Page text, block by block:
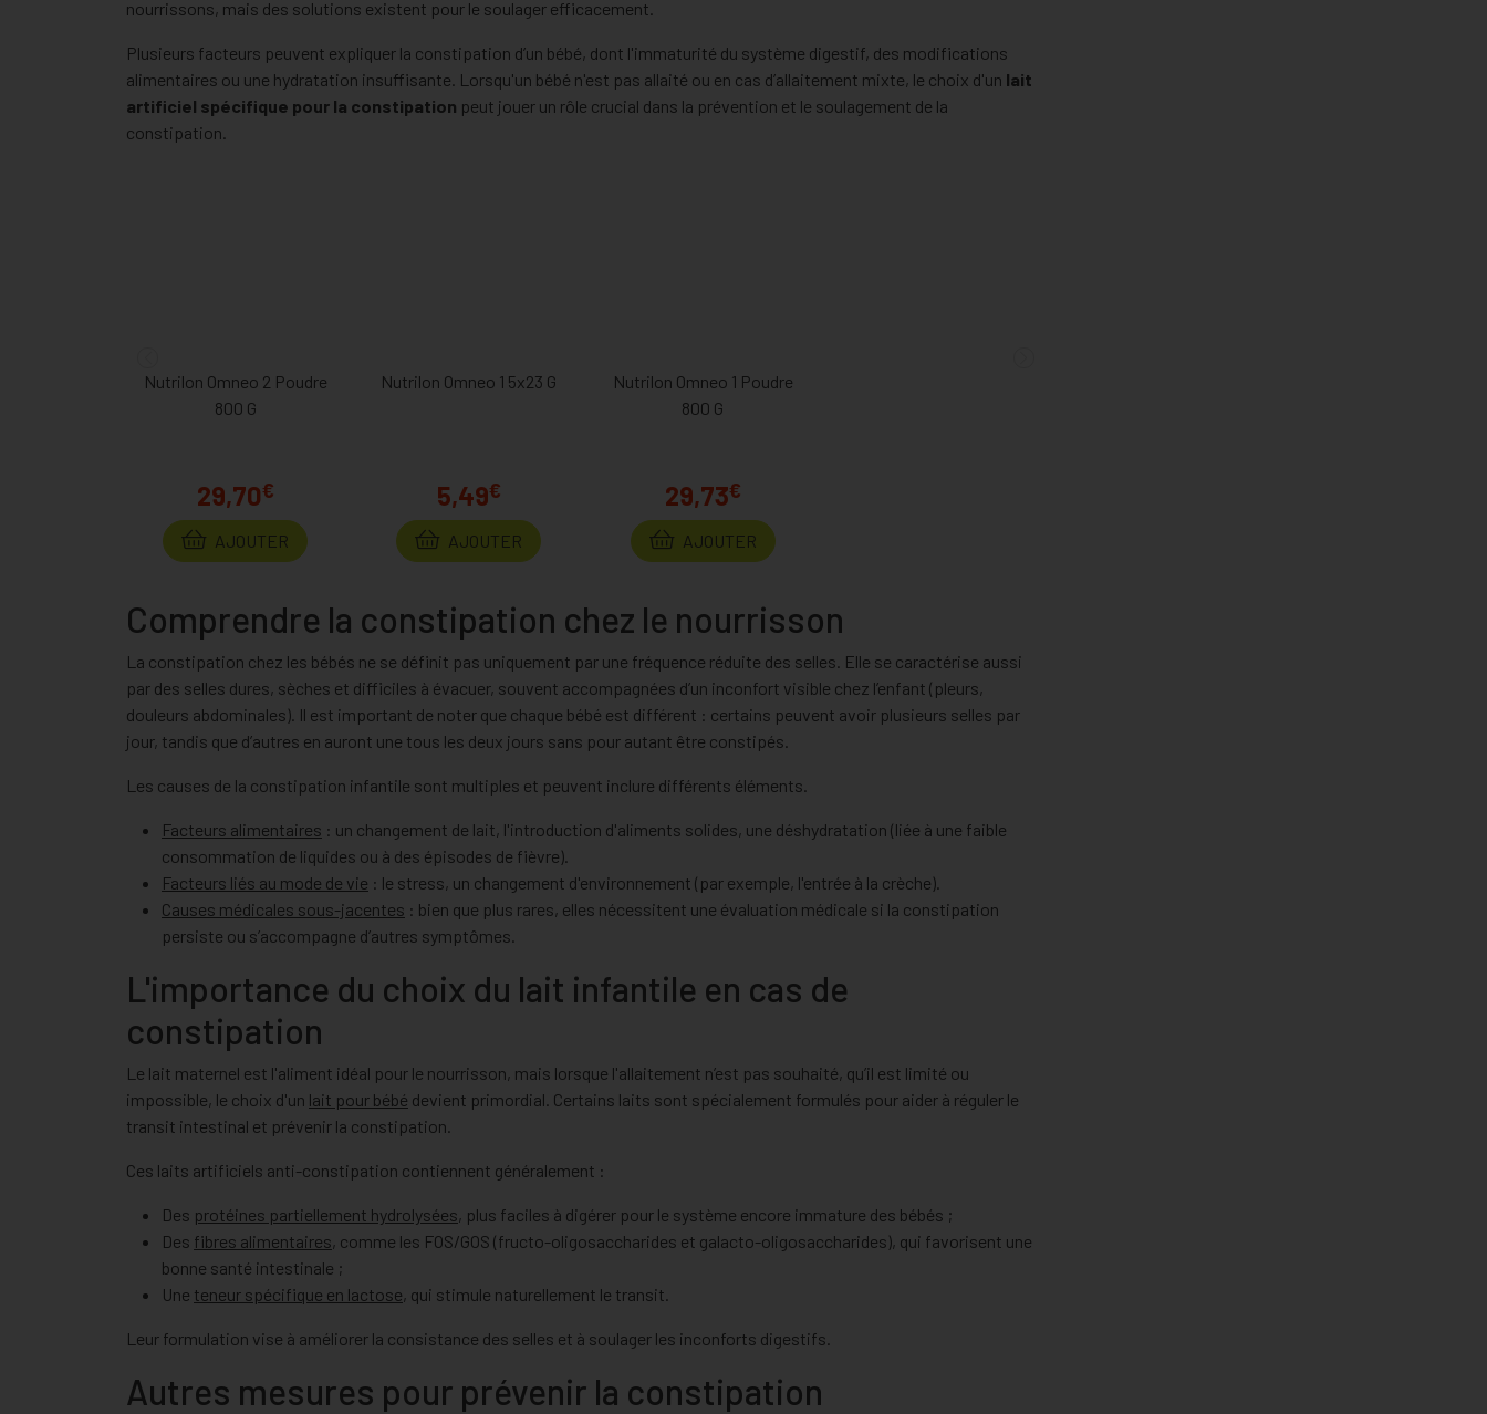
nourrissons, mais des solutions existent pour le soulager efficacement.
Plusieurs facteurs peuvent expliquer la constipation d’un bébé, dont l'immaturité du système digestif, des modifications
alimentaires ou une hydratation insuffisante. Lorsqu'un bébé n'est pas allaité ou en cas d’allaitement mixte, le choix d'un lait
artificiel spécifique pour la constipation peut jouer un rôle crucial dans la prévention et le soulagement de la
constipation.
Nutrilon Omneo 2 Poudre
800 G
29,70€
AJOUTER
Nutrilon Omneo 1 5x23 G
5,49€
AJOUTER
Nutrilon Omneo 1 Poudre
800 G
29,73€
AJOUTER
Comprendre la constipation chez le nourrisson
La constipation chez les bébés ne se définit pas uniquement par une fréquence réduite des selles. Elle se caractérise aussi
par des selles dures, sèches et difficiles à évacuer, souvent accompagnées d’un inconfort visible chez l’enfant (pleurs,
douleurs abdominales). Il est important de noter que chaque bébé est différent : certains peuvent avoir plusieurs selles par
jour, tandis que d’autres en auront une tous les deux jours sans pour autant être constipés.
Les causes de la constipation infantile sont multiples et peuvent inclure différents éléments.
Facteurs alimentaires : un changement de lait, l'introduction d'aliments solides, une déshydratation (liée à une faible
consommation de liquides ou à des épisodes de fièvre).
Facteurs liés au mode de vie : le stress, un changement d'environnement (par exemple, l'entrée à la crèche).
Causes médicales sous-jacentes : bien que plus rares, elles nécessitent une évaluation médicale si la constipation
persiste ou s’accompagne d’autres symptômes.
L'importance du choix du lait infantile en cas de
constipation
Le lait maternel est l'aliment idéal pour le nourrisson, mais lorsque l'allaitement n’est pas souhaité, qu’il est limité ou
impossible, le choix d'un lait pour bébé devient primordial. Certains laits sont spécialement formulés pour aider à réguler le
transit intestinal et prévenir la constipation.
Ces laits artificiels anti-constipation contiennent généralement :
Des protéines partiellement hydrolysées, plus faciles à digérer pour le système encore immature des bébés ;
Des fibres alimentaires, comme les FOS/GOS (fructo-oligosaccharides et galacto-oligosaccharides), qui favorisent une
bonne santé intestinale ;
Une teneur spécifique en lactose, qui stimule naturellement le transit.
Leur formulation vise à améliorer la consistance des selles et à soulager les inconforts digestifs.
Autres mesures pour prévenir la constipation